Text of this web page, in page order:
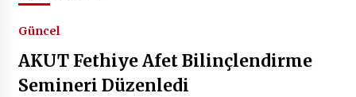
Güncel
AKUT Fethiye Afet Bilinçlendirme
Semineri Düzenledi